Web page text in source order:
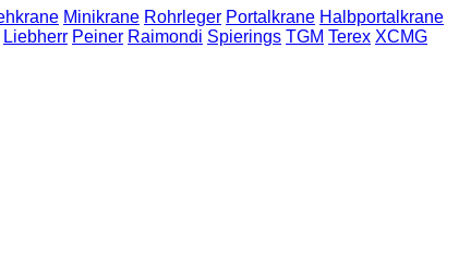
Minikrane Rohrleger Portalkrane Halbportalkrane
Liebherr Peiner Raimondi Spierings TGM Terex XCMG